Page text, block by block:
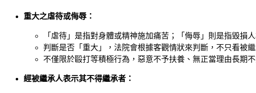
重大之虐待或侮辱：
「虐待」是指對身體或精神施加痛苦；「侮辱」則是指毀損人
判斷是否「重大」，法院會根據客觀情狀來判斷，不只看被
不僅限於毆打等積極行為，惡意不予扶養、無正當理由長期
經被繼承人表示其不得繼承者：